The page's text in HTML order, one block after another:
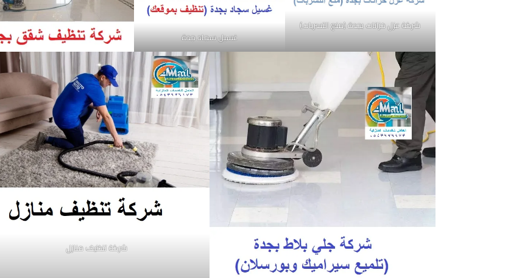
شركة عزل خزانات بجدة (منع التسربات)
غسيل سجاد جدة
شركة تنظيف منازل